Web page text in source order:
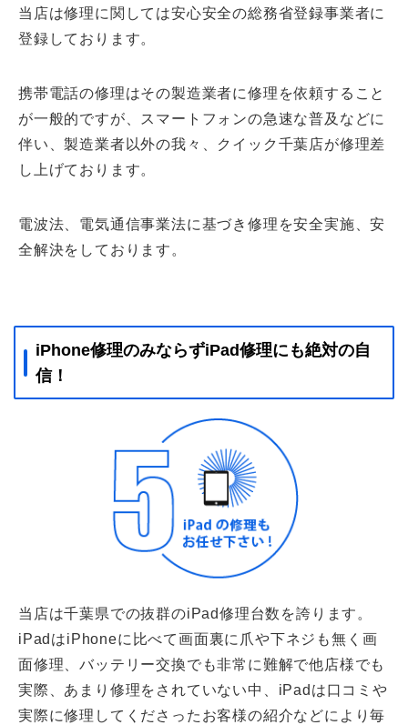
当店は修理に関しては安心安全の総務省登録事業者に
登録しております。
携帯電話の修理はその製造業者に修理を依頼すること
が一般的ですが、スマートフォンの急速な普及などに
伴い、製造業者以外の我々、クイック千葉店が修理差
し上げております。
電波法、電気通信事業法に基づき修理を安全実施、安
全解決をしております。
iPhone修理のみならずiPad修理にも絶対の自
信！
当店は千葉県での抜群のiPad修理台数を誇ります。
iPadはiPhoneに比べて画面裏に爪や下ネジも無く画
面修理、バッテリー交換でも非常に難解で他店様でも
実際、あまり修理をされていない中、iPadは口コミや
実際に修理してくださったお客様の紹介などにより毎